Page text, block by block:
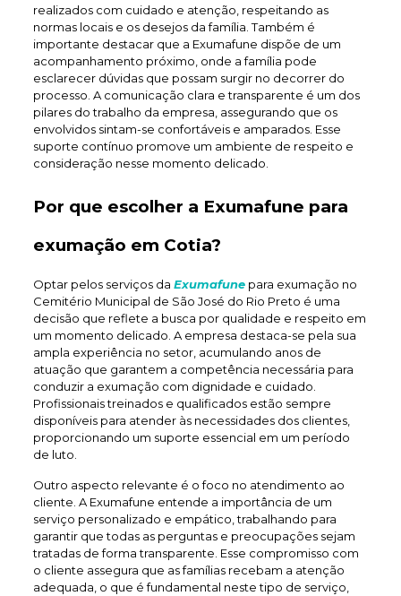
realizados com cuidado e atenção, respeitando as
normas locais e os desejos da família. Também é
importante destacar que a Exumafune dispõe de um
acompanhamento próximo, onde a família pode
esclarecer dúvidas que possam surgir no decorrer do
processo. A comunicação clara e transparente é um dos
pilares do trabalho da empresa, assegurando que os
envolvidos sintam-se confortáveis e amparados. Esse
suporte contínuo promove um ambiente de respeito e
consideração nesse momento delicado.
Por que escolher a Exumafune para
exumação em Cotia?
Optar pelos serviços da Exumafunepara exumação no
Cemitério Municipal de São José do Rio Preto é uma
decisão que reflete a busca por qualidade e respeito em
um momento delicado. A empresa destaca-se pela sua
ampla experiência no setor, acumulando anos de
atuação que garantem a competência necessária para
conduzir a exumação com dignidade e cuidado.
Profissionais treinados e qualificados estão sempre
disponíveis para atender às necessidades dos clientes,
proporcionando um suporte essencial em um período
de luto.
Outro aspecto relevante é o foco no atendimento ao
cliente. A Exumafune entende a importância de um
serviço personalizado e empático, trabalhando para
garantir que todas as perguntas e preocupações sejam
tratadas de forma transparente. Esse compromisso com
o cliente assegura que as famílias recebam a atenção
adequada, o que é fundamental neste tipo de serviço,